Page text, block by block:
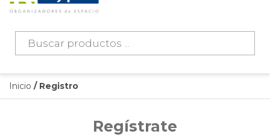
Búsqueda
productos
Inicio / Registro
Regístrate